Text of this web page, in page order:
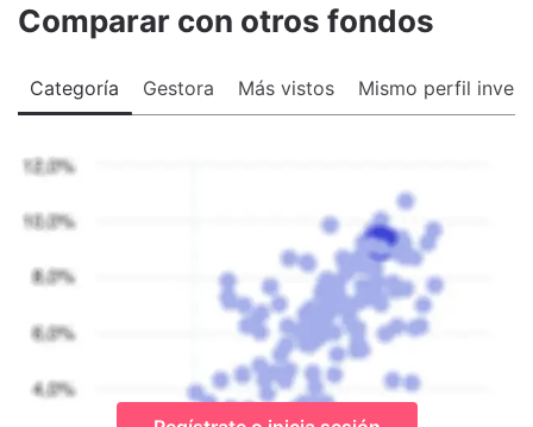
Comparar con otros fondos
Categoría Gestora Más vistos Mismo perfil